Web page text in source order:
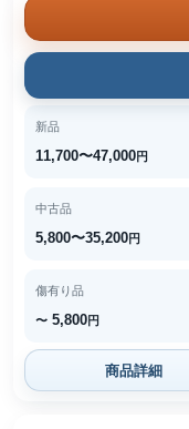
新品
11,700〜47,000円
中古品
5,800〜35,200円
傷有り品
〜 5,800円
商品詳細